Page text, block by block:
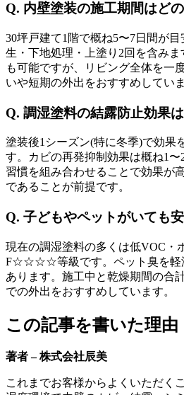
Q. 内壁塗装の施工期間はど
30坪戸建て1階で概ね5〜7日間が
生・下地処理・上塗り2回を含み
も可能ですが、リビング全体を一
いや短期の外出をおすすめしていま
Q. 調湿塗料の結露防止効果
塗装後1シーズン(特に冬季)で効果
す。カビの再発抑制効果は概ね1
習慣を組み合わせることで効果が
であることが前提です。
Q. 子どもやペットがいても
現在の調湿塗料の多くは低VOC・
F☆☆☆☆等級です。ペット臭を軽
あります。施工中と乾燥期間の合
での外出をおすすめしています。
この記事を書いた理由
著者 – 株式会社辰美
これまでお客様からよくいただく